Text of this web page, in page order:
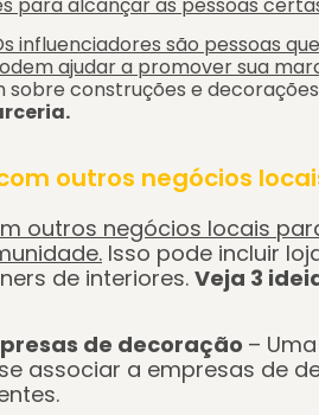
influenciadores são pessoas
ajudar a promover sua
sobre construções e
outros negócios
outros negócios locais
Isso pode incluir
de interiores.Veja 3
de decoração –
associar a empresas de